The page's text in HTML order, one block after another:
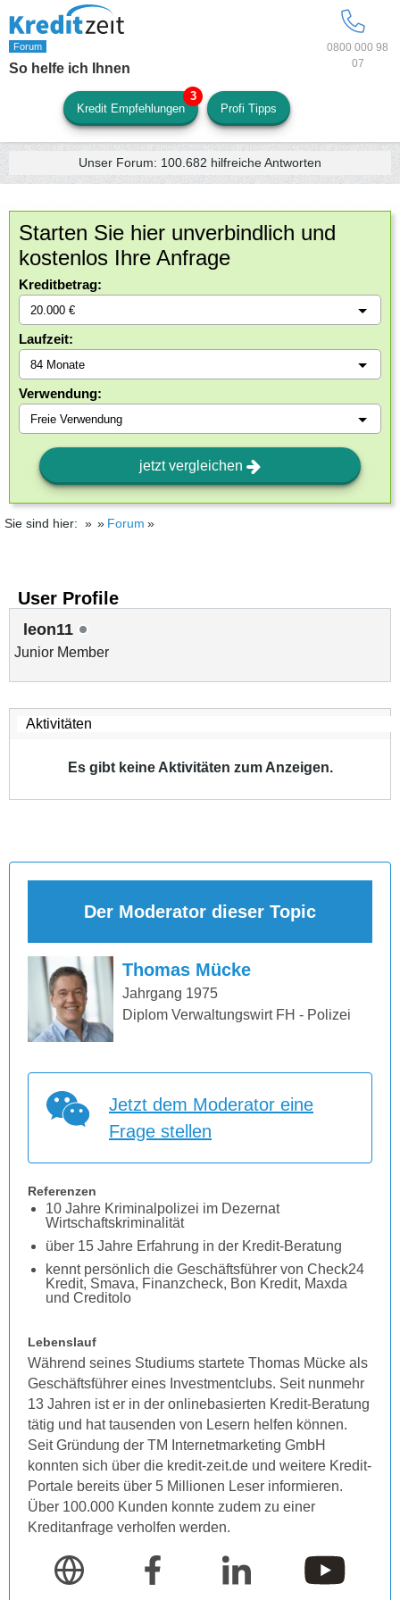
0800 000 98
07
So helfe ich Ihnen
Kredit Empfehlungen Profi Tipps
Unser Forum: 100.682 hilfreiche Antworten
Starten Sie hier unverbindlich und
kostenlos Ihre Anfrage
Kreditbetrag:
Laufzeit:
Verwendung:
jetzt vergleichen
Sie sind hier: Forum
User Profile
leon11
Junior Member
Es gibt keine Aktivitäten zum Anzeigen.
Der Moderator dieser Topic
Thomas Mücke
Jahrgang 1975
Diplom Verwaltungswirt FH - Polizei
Jetzt dem Moderator eine
Frage stellen
Referenzen
10 Jahre Kriminalpolizei im Dezernat
Wirtschaftskriminalität
über 15 Jahre Erfahrung in der Kredit-Beratung
kennt persönlich die Geschäftsführer von Check24
Kredit, Smava, Finanzcheck, Bon Kredit, Maxda
und Creditolo
Lebenslauf
Während seines Studiums startete Thomas Mücke als
Geschäftsführer eines Investmentclubs. Seit nunmehr
13 Jahren ist er in der onlinebasierten Kredit-Beratung
tätig und hat tausenden von Lesern helfen können.
Seit Gründung der TM Internetmarketing GmbH
konnten sich über die kredit-zeit.de und weitere Kredit-
Portale bereits über 5 Millionen Leser informieren.
Über 100.000 Kunden konnte zudem zu einer
Kreditanfrage verholfen werden.